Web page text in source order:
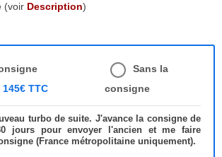
(voir Description)
145€ TTC
Sans la
consigne
turbo de suite. J'avance la consigne de
jours pour envoyer l'ancien et me faire
(France métropolitaine uniquement).